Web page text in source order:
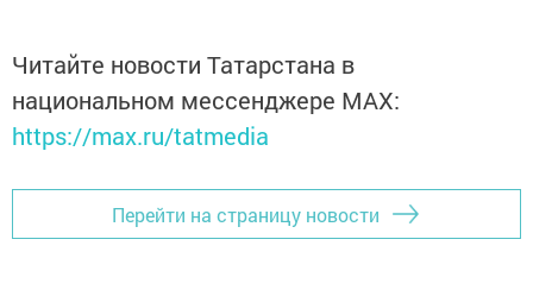
Читайте новости Татарстана в
национальном мессенджере MАХ:
https://max.ru/tatmedia
Перейти на страницу новости